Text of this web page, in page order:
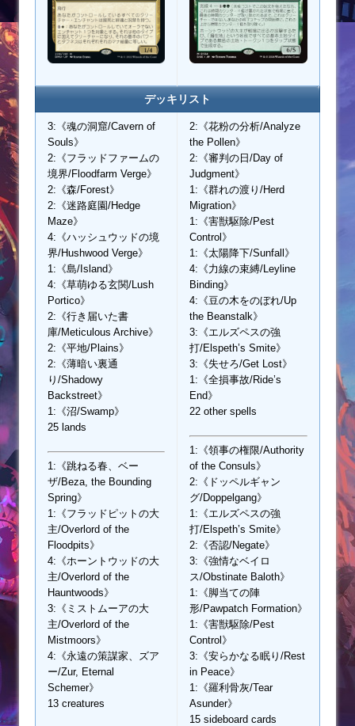
デッキリスト
3:《魂の洞窟/Cavern of
Souls》
2:《フラッドファームの
境界/Floodfarm Verge》
2:《森/Forest》
2:《迷路庭園/Hedge
Maze》
4:《ハッシュウッドの境
界/Hushwood Verge》
1:《島/Island》
4:《草萌ゆる玄関/Lush
Portico》
2:《行き届いた書
庫/Meticulous Archive》
2:《平地/Plains》
2:《薄暗い裏通
り/Shadowy
Backstreet》
1:《沼/Swamp》
25 lands
1:《跳ねる春、ベー
ザ/Beza, the Bounding
Spring》
1:《フラッドピットの大
主/Overlord of the
Floodpits》
4:《ホーントウッドの大
主/Overlord of the
Hauntwoods》
3:《ミストムーアの大
主/Overlord of the
Mistmoors》
4:《永遠の策謀家、ズア
ー/Zur, Eternal
Schemer》
13 creatures
2:《花粉の分析/Analyze
the Pollen》
2:《審判の日/Day of
Judgment》
1:《群れの渡り/Herd
Migration》
1:《害獣駆除/Pest
Control》
1:《太陽降下/Sunfall》
4:《力線の束縛/Leyline
Binding》
4:《豆の木をのぼれ/Up
the Beanstalk》
3:《エルズペスの強
打/Elspeth’s Smite》
3:《失せろ/Get Lost》
1:《全損事故/Ride’s
End》
22 other spells
1:《領事の権限/Authority
of the Consuls》
2:《ドッペルギャン
グ/Doppelgang》
1:《エルズペスの強
打/Elspeth’s Smite》
2:《否認/Negate》
3:《強情なベイロ
ス/Obstinate Baloth》
1:《脚当ての陣
形/Pawpatch Formation》
1:《害獣駆除/Pest
Control》
3:《安らかなる眠り/Rest
in Peace》
1:《羅利骨灰/Tear
Asunder》
15 sideboard cards